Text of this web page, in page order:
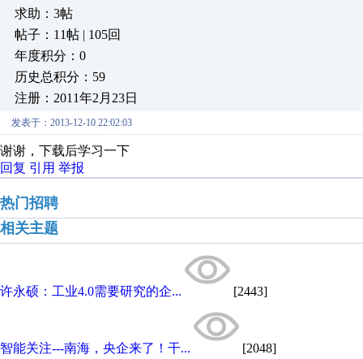
求助：3帖
帖子：11帖 | 105回
年度积分：0
历史总积分：59
注册：2011年2月23日
发表于：2013-12-10 22:02:03
谢谢，下载后学习一下
回复 引用 举报
热门招聘
相关主题
许永硕：工业4.0需要研究的企... [2443]
智能关注---南海，央企来了！干... [2048]